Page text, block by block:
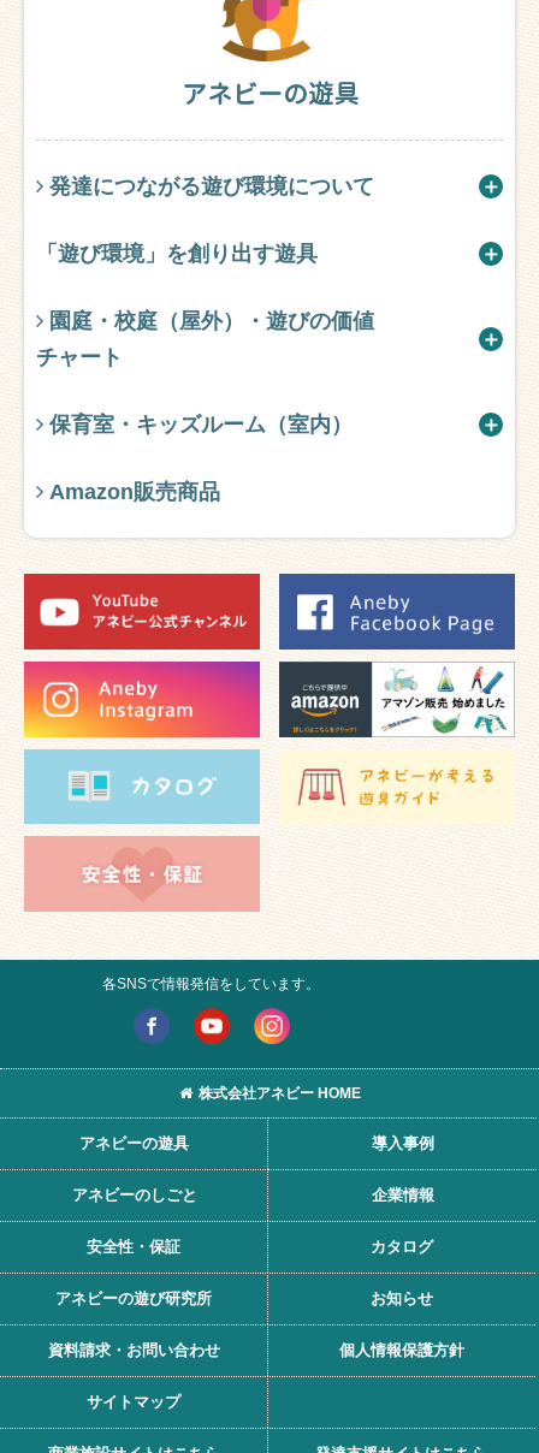
アネビーの遊具
発達につながる遊び環境について
「遊び環境」を創り出す遊具
園庭・校庭（屋外）・遊びの価値
チャート
保育室・キッズルーム（室内）
Amazon販売商品
株式会社アネビー HOME
各SNSで情報発信をしています。
アネビーの遊具 導入事例
アネビーのしごと 企業情報
安全性・保証 カタログ
アネビーの遊び研究所 お知らせ
資料請求・お問い合わせ 個人情報保護方針
サイトマップ